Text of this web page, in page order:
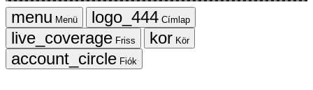
Menü
Címlap
Friss
Kör
Fiók